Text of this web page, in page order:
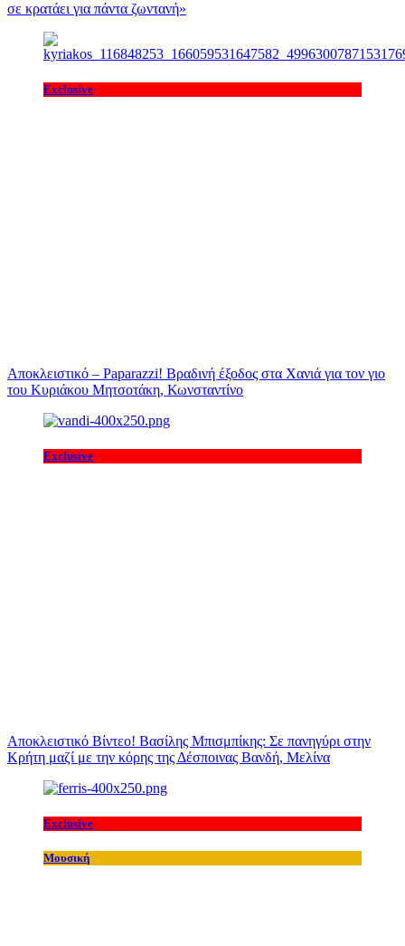
σε κρατάει για πάντα ζωντανή»
Exclusive
Αποκλειστικό – Paparazzi! Βραδινή έξοδος στα Χανιά για τον γιο
του Κυριάκου Μητσοτάκη, Κωνσταντίνο
Exclusive
Αποκλειστικό Βίντεο! Βασίλης Μπισμπίκης: Σε πανηγύρι στην
Κρήτη μαζί με την κόρης της Δέσποινας Βανδή, Μελίνα
Exclusive
Μουσική